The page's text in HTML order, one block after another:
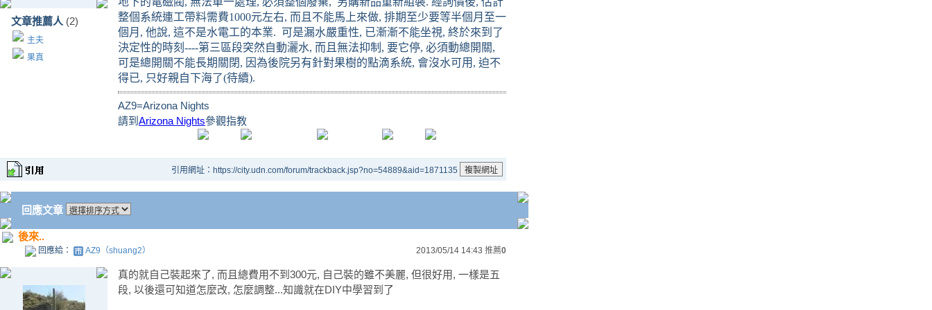
文章推薦人 (2)
主夫
果真
整個系統連工帶料需費1000元左右, 而且不能馬上來做, 排期至少要等半個月至一
個月 , 他說, 這不是水電工的本業. 可是漏水嚴重性, 已漸漸不能坐視, 終於來到了
決定性的時刻 ----第三區段突然自動灑水, 而且無法抑制 , 要它停, 必須動總開關,
可是總開關不能長期關閉, 因為後院另有針對果樹的點滴系統, 會沒水可用 , 迫不
得已, 只好親自下海了(待續).
AZ9=Arizona Nights
請到 Arizona Nights參觀指教
引用網址：https://city.udn.com/forum/trackback.jsp?no=54889&aid=1871135
回應文章
後來..
回應給： AZ9（shuang2） 2013/05/14 14:43 推薦0
真的就自己裝起來了, 而且總費用不到300元, 自己裝的雖不美麗, 但很好用, 一樣是五
段, 以後還可知道怎麼改, 怎麼調整...知識就在DIY中學習到了